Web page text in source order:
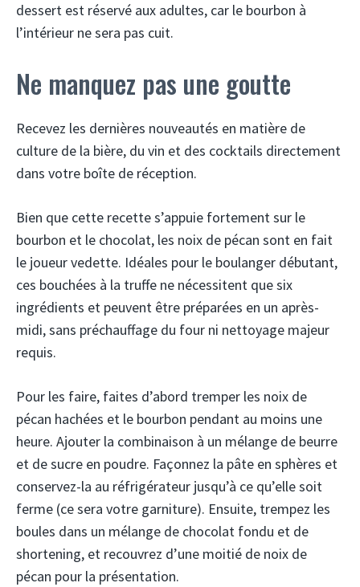
dessert est réservé aux adultes, car le bourbon à
l’intérieur ne sera pas cuit.
Ne manquez pas une goutte
Recevez les dernières nouveautés en matière de
culture de la bière, du vin et des cocktails directement
dans votre boîte de réception.
Bien que cette recette s’appuie fortement sur le
bourbon et le chocolat, les noix de pécan sont en fait
le joueur vedette. Idéales pour le boulanger débutant,
ces bouchées à la truffe ne nécessitent que six
ingrédients et peuvent être préparées en un après-
midi, sans préchauffage du four ni nettoyage majeur
requis.
Pour les faire, faites d’abord tremper les noix de
pécan hachées et le bourbon pendant au moins une
heure. Ajouter la combinaison à un mélange de beurre
et de sucre en poudre. Façonnez la pâte en sphères et
conservez-la au réfrigérateur jusqu’à ce qu’elle soit
ferme (ce sera votre garniture). Ensuite, trempez les
boules dans un mélange de chocolat fondu et de
shortening, et recouvrez d’une moitié de noix de
pécan pour la présentation.